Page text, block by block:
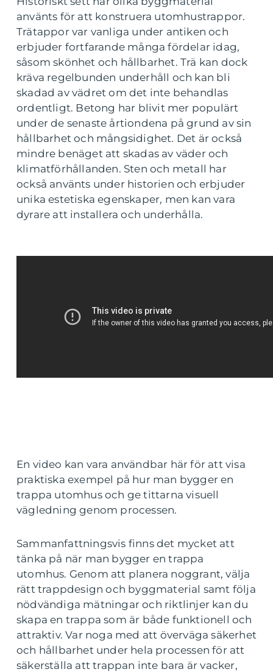
använts för att konstruera utomhustrappor.
Trätappor var vanliga under antiken och
erbjuder fortfarande många fördelar idag,
såsom skönhet och hållbarhet. Trä kan dock
kräva regelbunden underhåll och kan bli
skadad av vädret om det inte behandlas
ordentligt. Betong har blivit mer populärt
under de senaste årtiondena på grund av sin
hållbarhet och mångsidighet. Det är också
mindre benäget att skadas av väder och
klimatförhållanden. Sten och metall har
också använts under historien och erbjuder
unika estetiska egenskaper, men kan vara
dyrare att installera och underhålla.
En video kan vara användbar här för att visa
praktiska exempel på hur man bygger en
trappa utomhus och ge tittarna visuell
vägledning genom processen.
Sammanfattningsvis finns det mycket att
tänka på när man bygger en trappa
utomhus. Genom att planera noggrant, välja
rätt trappdesign och byggmaterial samt följa
nödvändiga mätningar och riktlinjer kan du
skapa en trappa som är både funktionell och
attraktiv. Var noga med att överväga säkerhet
och hållbarhet under hela processen för att
säkerställa att trappan inte bara är vacker,